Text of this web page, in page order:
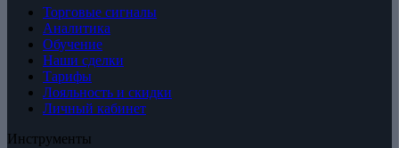
Торговые сигналы
Аналитика
Обучение
Наши сделки
Тарифы
Лояльность и скидки
Личный кабинет
Инструменты